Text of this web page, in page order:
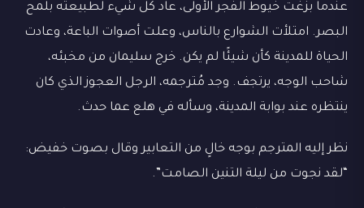
عندما بزغت خيوط الفجر الأولى، عاد كل شيء لطبيعته بلمح
البصر. امتلأت الشوارع بالناس، وعلت أصوات الباعة، وعادت
الحياة للمدينة كأن شيئًا لم يكن. خرج سليمان من مخبئه،
شاحب الوجه، يرتجف. وجد مُترجمه، الرجل العجوز الذي كان
ينتظره عند بوابة المدينة، وسأله في هلع عما حدث.
نظر إليه المترجم بوجه خالٍ من التعابير وقال بصوت خفيض:
“لقد نجوت من ليلة التنين الصامت”.